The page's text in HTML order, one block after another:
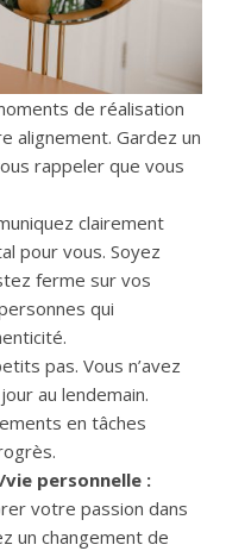
de réalisation
alignement. Gardez un
rappeler que vous
clairement
pour vous. Soyez
ferme sur vos
qui
pas. Vous n’avez
au lendemain.
en tâches
personnelle :
votre passion dans
un changement de